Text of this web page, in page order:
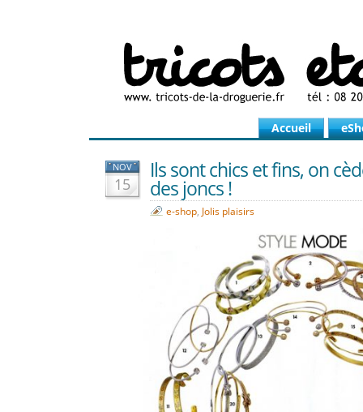
Accueil
NOV
15
Ils sont chics et fins, on
des joncs !
e-shop, Jolis plaisirs